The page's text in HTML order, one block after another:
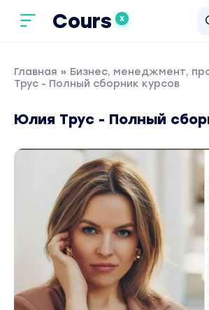
Cours X
Главная » Бизнес, менеджмент,
Трус - Полный сборник курсов
Юлия Трус - Полный